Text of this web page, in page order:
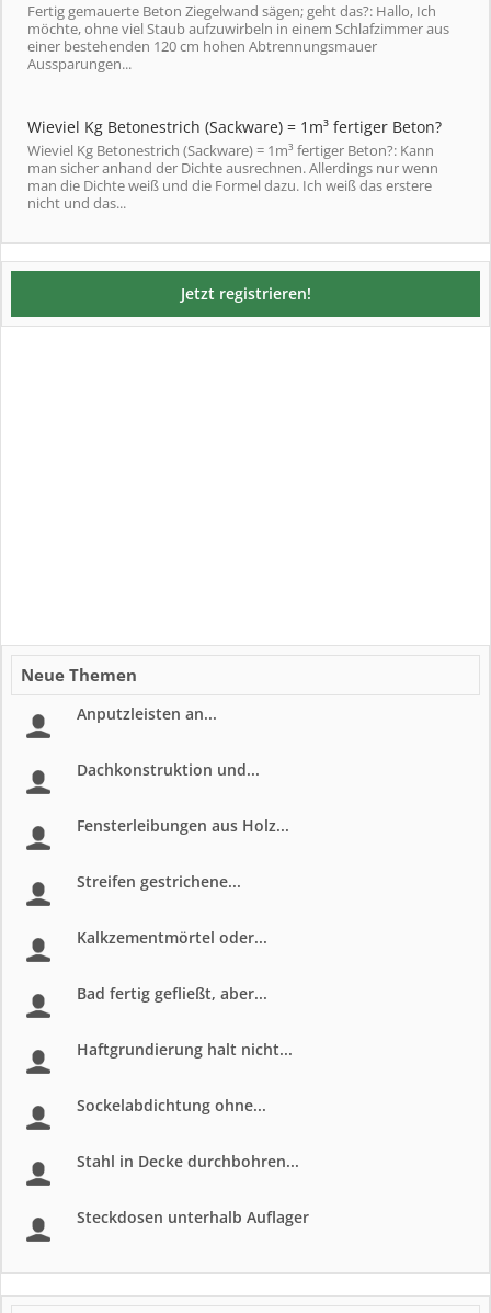
Fertig gemauerte Beton Ziegelwand sägen; geht das?: Hallo, Ich
möchte, ohne viel Staub aufzuwirbeln in einem Schlafzimmer aus
einer bestehenden 120 cm hohen Abtrennungsmauer
Aussparungen...
Wieviel Kg Betonestrich (Sackware) = 1m³ fertiger Beton?
Wieviel Kg Betonestrich (Sackware) = 1m³ fertiger Beton?: Kann
man sicher anhand der Dichte ausrechnen. Allerdings nur wenn
man die Dichte weiß und die Formel dazu. Ich weiß das erstere
nicht und das...
Jetzt registrieren!
Neue Themen
Anputzleisten an...
Dachkonstruktion und...
Fensterleibungen aus Holz...
Streifen gestrichene...
Kalkzementmörtel oder...
Bad fertig gefließt, aber...
Haftgrundierung halt nicht...
Sockelabdichtung ohne...
Stahl in Decke durchbohren...
Steckdosen unterhalb Auflager